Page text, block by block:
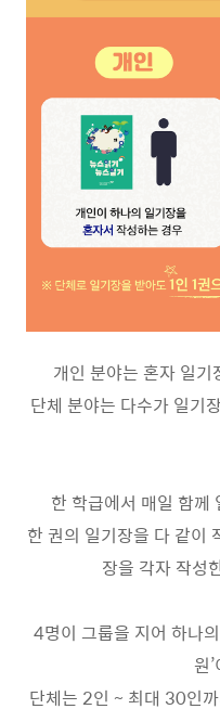
개인 분야는 혼자 일
단체 분야는 다수가 일기
한 학급에서 매일 함께
한 권의 일기장을 다 같이
장을 각자 작성
4명이 그룹을 지어 하나
원
단체는 2인 ~ 최대 30인